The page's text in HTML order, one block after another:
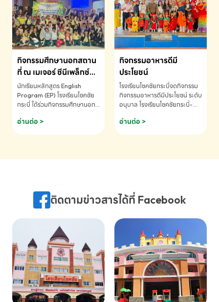
INTERNATIONAL
MATHEMATICS AND
MENTAL ARITHMETIC
COMPETITION 2026 - ถ้วย
รางวัลรองชนะเลิศอันดับที่ 2
Mental Arithmetic
Competition K2 - ถ้วยรางวัล
รองชนะเลิศอันดับที่ 2 Mental
K2(Grop) โรงเรียนโชคชัยกระบี่-
สอบถามข้อมูลเพิ่มเติม โทร.
075-691910
กิจกรรมศึกษานอกสถาน
ที่ ณ เมเจอร์ ซีนีเพล็กซ์
ระดับประถมศึกษา (EP.1-
6)
นักเรียนหลักสูตร English
Program (EP) โรงเรียนโชคชัย
กระบี่ ได้ร่วมกิจกรรมศึกษานอก
ชมภาพยนตร์ Toy Story 5
(Soundtrack)เพื่อเสริมทักษะ
ภาษา ผ่านประสบการณ์การเรียนรู้
075-691910
อ่านต่อ >
กิจกรรมอาหารดีมี
ประโยชน์
โรงเรียนโชคชัยกระบี่จดกิจกรรม
กิจกรรมอาหารดีมีประโยชน์ ระดับ
อนุบาล โรงเรียนโชคชัยกระบี่-
075-691910
อ่านต่อ >
ติดตามข่าวสารได้ที่ Facebook